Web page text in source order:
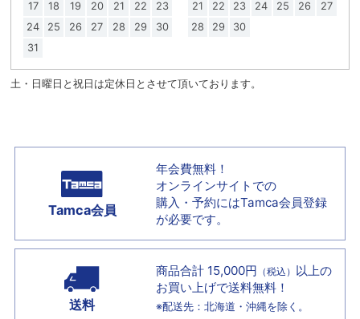
17
18 19 20 21 22
23
24
25 26 27 28 29
30
31
21
22 23 24 25 26
27
28
29 30
土・日曜日と祝日は定休日とさせて頂いております。
Tamca会員
年会費無料！
オンラインサイトでの
購入・予約にはTamca会員登録
が必要です。
送料
商品合計 15,000円 （税込） 以上の
お買い上げで送料無料！
※配送先：北海道・沖縄を除く。